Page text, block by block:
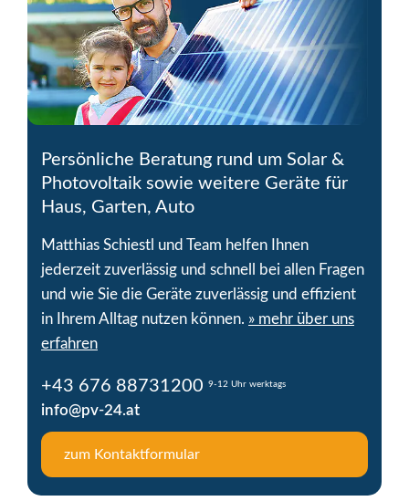
Persönliche Beratung rund um Solar &
Photovoltaik sowie weitere Geräte für
Haus, Garten, Auto
Matthias Schiestl und Team helfen Ihnen
jederzeit zuverlässig und schnell bei allen Fragen
und wie Sie die Geräte zuverlässig und effizient
in Ihrem Alltag nutzen können. » mehr über uns
erfahren
+43 676 88731200 9-12 Uhr werktags
info@pv-24.at
zum Kontaktformular